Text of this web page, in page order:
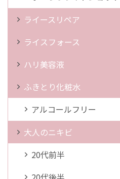
ライースリペア
ライスフォース
ハリ美容液
ふきとり化粧水
アルコールフリー
大人のニキビ
20代前半